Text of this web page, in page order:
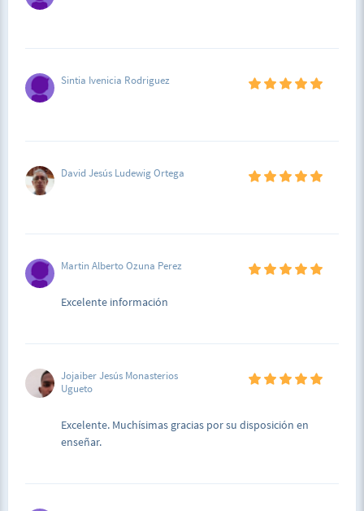
Sintia Ivenicia Rodriguez
David Jesús Ludewig Ortega
Martin Alberto Ozuna Perez
Excelente información
Jojaiber Jesús Monasterios
Ugueto
Excelente. Muchísimas gracias por su disposición en
enseñar.